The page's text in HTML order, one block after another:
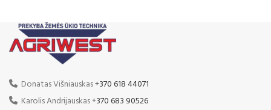
Donatas Višniauskas+370 618 44071
Karolis Andrijauskas+370 683 90526